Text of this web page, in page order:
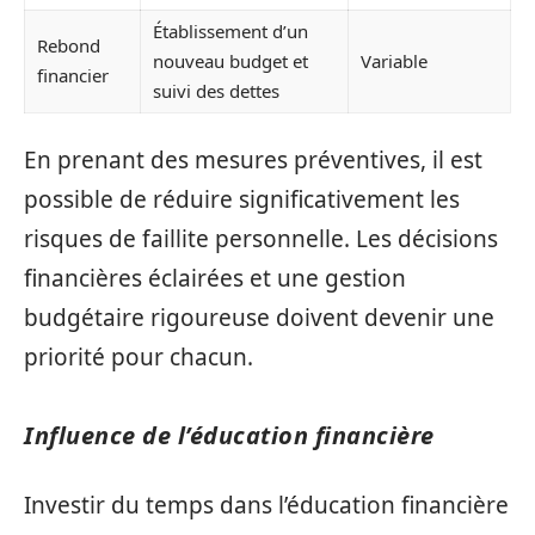
Rebond
financier
Établissement d’un
nouveau budget et
suivi des dettes
Variable
En prenant des mesures préventives, il est
possible de réduire significativement les
risques de faillite personnelle. Les décisions
financières éclairées et une gestion
budgétaire rigoureuse doivent devenir une
priorité pour chacun.
Influence de l’éducation financière
Investir du temps dans l’éducation financière